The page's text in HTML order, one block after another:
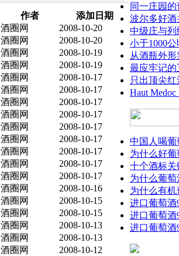
作者
添加日期
酒圈网
2008-10-20
酒圈网
2008-10-20
酒圈网
2008-10-19
酒圈网
2008-10-19
酒圈网
2008-10-17
酒圈网
2008-10-17
酒圈网
2008-10-17
酒圈网
2008-10-17
酒圈网
2008-10-17
酒圈网
2008-10-17
酒圈网
2008-10-17
酒圈网
2008-10-17
酒圈网
2008-10-17
酒圈网
2008-10-16
酒圈网
2008-10-15
酒圈网
2008-10-15
酒圈网
2008-10-13
酒圈网
2008-10-13
酒圈网
2008-10-12
同一庄园
波尔多好
中级庄与列
小于1000
从酒瓶外
最应牢记的
只出顶尖
Haut Medoc
中国人喝葡
为什么好
十个酒标关
为什么葡
为什么有
进口葡萄酒
进口葡萄酒
进口葡萄酒